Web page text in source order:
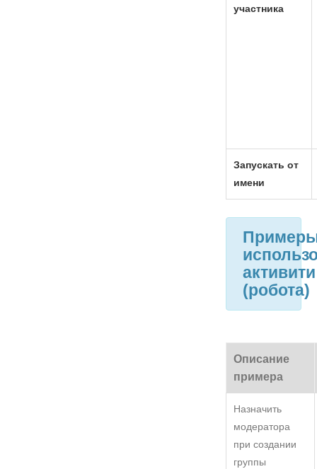
участника
Запускать от
имени
активити
(робота)
Описание
примера
Назначить
модератора
при создании
группы